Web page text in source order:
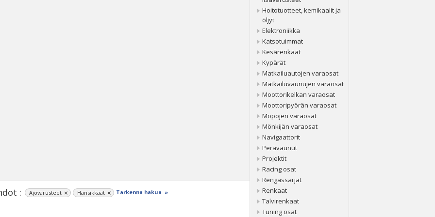
: Ajovarusteet Hansikkaat Tarkenna hakua »
Hoitotuotteet, kemikaalit ja
öljyt
Elektroniikka
Katsotuimmat
Kesärenkaat
Kypärät
Matkailuautojen varaosat
Matkailuvaunujen varaosat
Moottorikelkan varaosat
Moottoripyörän varaosat
Mopojen varaosat
Mönkijän varaosat
Navigaattorit
Perävaunut
Projektit
Racing osat
Rengassarjat
Renkaat
Talvirenkaat
Tuning osat